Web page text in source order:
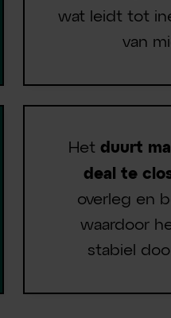
wat leidt tot
van
Het duurt
deal te
overleg en
waardoor
stabiel